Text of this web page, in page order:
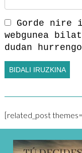
Gorde nire
webgunea
dudan
[related_post